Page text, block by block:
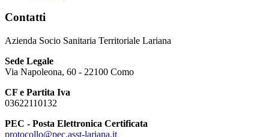
Contatti
Azienda Socio Sanitaria Territoriale Lariana
Sede Legale
Via Napoleona, 60 - 22100 Como
CF e Partita Iva
03622110132
PEC - Posta Elettronica Certificata
protocollo@pec.asst-lariana.it